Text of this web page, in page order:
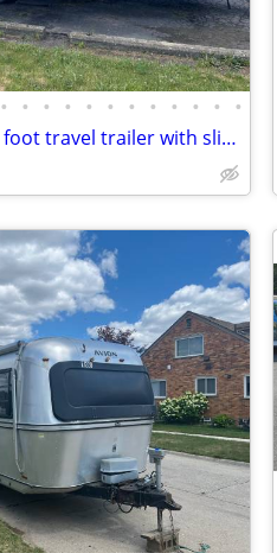
• • • • • • • • • • • •
2015 North Trail 26 foot travel trailer with slide out